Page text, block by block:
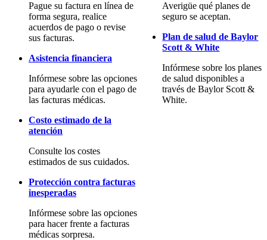
Pague su factura en línea de
forma segura, realice
acuerdos de pago o revise
sus facturas.
Asistencia financiera
Infórmese sobre las opciones
para ayudarle con el pago de
las facturas médicas.
Costo estimado de la
atención
Consulte los costes
estimados de sus cuidados.
Protección contra facturas
inesperadas
Infórmese sobre las opciones
para hacer frente a facturas
médicas sorpresa.
Averigüe qué planes de
seguro se aceptan.
Plan de salud de Baylor
Scott & White
Infórmese sobre los planes
de salud disponibles a
través de Baylor Scott &
White.